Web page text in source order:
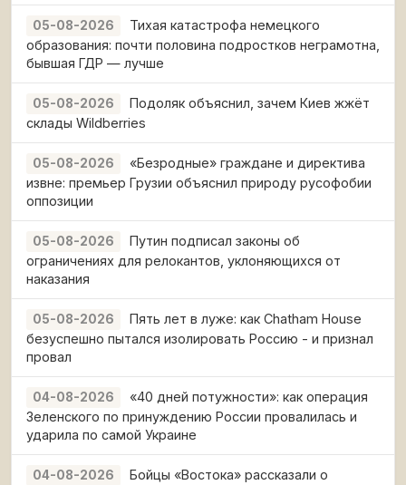
05-08-2026
Тихая катастрофа немецкого
образования: почти половина подростков неграмотна,
бывшая ГДР — лучше
05-08-2026
Подоляк объяснил, зачем Киев жжёт
склады Wildberries
05-08-2026
«Безродные» граждане и директива
извне: премьер Грузии объяснил природу русофобии
оппозиции
05-08-2026
Путин подписал законы об
ограничениях для релокантов, уклоняющихся от
наказания
05-08-2026
Пять лет в луже: как Chatham House
безуспешно пытался изолировать Россию - и признал
провал
04-08-2026
«40 дней потужности»: как операция
Зеленского по принуждению России провалилась и
ударила по самой Украине
04-08-2026
Бойцы «Востока» рассказали о